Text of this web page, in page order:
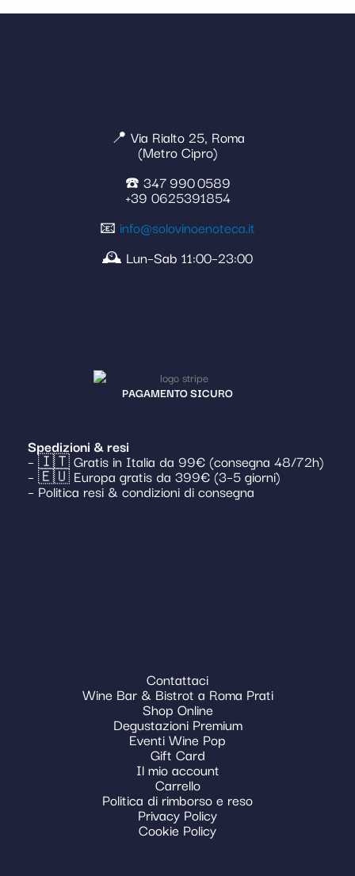
📍 Via Rialto 25, Roma
(Metro Cipro)
☎️ 347 990 0589
+39 0625391854
📧 info@solovinoenoteca.it
🕰️ Lun–Sab 11:00–23:00
PAGAMENTO SICURO
Spedizioni & resi
– 🇮🇹 Gratis in Italia da 99€ (consegna 48/72h)
– 🇪🇺 Europa gratis da 399€ (3–5 giorni)
– Politica resi & condizioni di consegna
Contattaci
Wine Bar & Bistrot a Roma Prati
Shop Online
Degustazioni Premium
Eventi Wine Pop
Gift Card
Il mio account
Carrello
Politica di rimborso e reso
Privacy Policy
Cookie Policy